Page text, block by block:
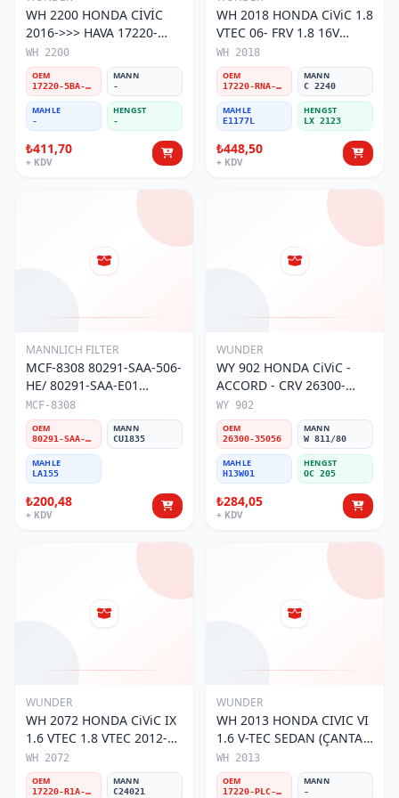
WH 2200 HONDA CİVİC
2016->>> HAVA 17220-
5BA-A00 Hava Filtresi
WH 2200
OEM
17220-5BA-A00
MANN
-
MAHLE
-
HENGST
-
₺411,70
+ KDV
WH 2018 HONDA CiViC 1.8
VTEC 06- FRV 1.8 16V
17220-RNA-A00 Hava
Filtresi
WH 2018
OEM
17220-RNA-A00
MANN
C 2240
MAHLE
E1177L
HENGST
LX 2123
₺448,50
+ KDV
MANNLICH FILTER
MCF-8308 80291-SAA-506-
HE/ 80291-SAA-E01
HONDA JAZZ II
HATCHBACK POLEN
FİLTRESİ
MCF-8308
OEM
80291-SAA-506-HE/80291-SAA-E01
MANN
CU1835
MAHLE
LA155
₺200,48
+ KDV
WUNDER
WY 902 HONDA CiViC -
ACCORD - CRV 26300-
35056 Yağ Filtresi
WY 902
OEM
26300-35056
MANN
W 811/80
MAHLE
H13W01
HENGST
OC 205
₺284,05
+ KDV
WUNDER
WH 2072 HONDA CiViC IX
1.6 VTEC 1.8 VTEC 2012->
17220-R1A-A01 Hava
Filtresi
WH 2072
OEM
17220-R1A-A01
MANN
C24021
WUNDER
WH 2013 HONDA CIVIC VI
1.6 V-TEC SEDAN (ÇANTA
FiLTRE) 17220-PLC-Y00
Hava Filtresi
WH 2013
OEM
17220-PLC-Y00
MANN
-